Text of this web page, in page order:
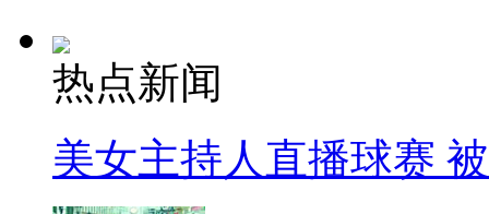
热点新闻
美女主持人直播球赛